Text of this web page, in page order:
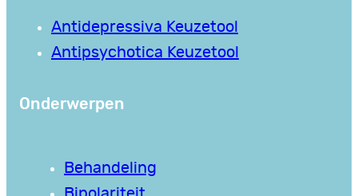
Antidepressiva Keuzetool
Antipsychotica Keuzetool
Onderwerpen
Behandeling